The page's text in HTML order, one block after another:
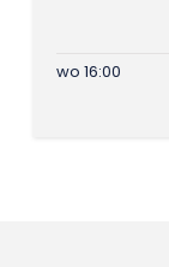
wo 16:00